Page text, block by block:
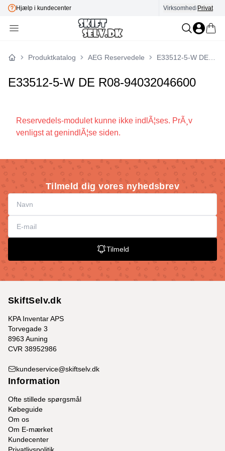
Hjælp i kundecenter Virksomhed/Privat
Forside
Produktkatalog AEG Reservedele
E33512-5-W DE R08-94032046600
Reservedels-modulet kunne ikke indlÃ¦ses. PrÃ¸v
venligst at genindlÃ¦se siden.
Tilmeld dig vores nyhedsbrev
Tilmeld
SkiftSelv.dk
KPA Inventar APS
Torvegade 3
8963 Auning
CVR 38952986
kundeservice@skiftselv.dk
Information
Ofte stillede spørgsmål
Købeguide
Om os
Om E-mærket
Kundecenter